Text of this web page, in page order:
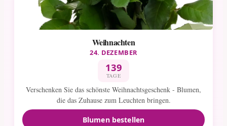
Weihnachten
24. DEZEMBER
139
TAGE
Verschenken Sie das schönste Weihnachtsgeschenk - Blumen,
die das Zuhause zum Leuchten bringen.
Blumen bestellen